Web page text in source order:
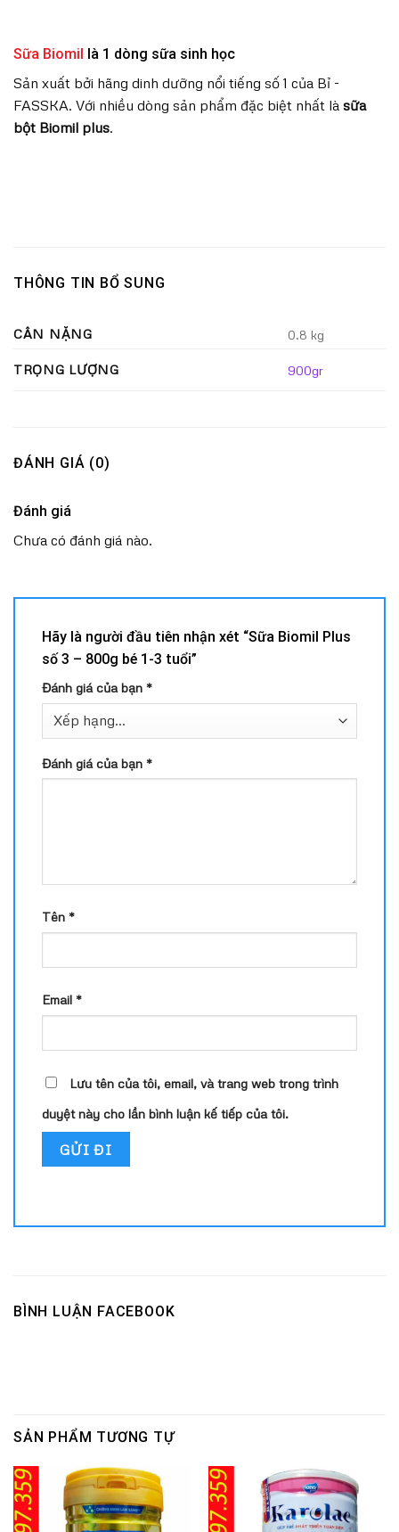
Sữa Biomil là 1 dòng sữa sinh học
Sản xuất bởi hãng dinh dưỡng nổi tiếng số 1 của Bỉ -
FASSKA. Với nhiều dòng sản phẩm đặc biệt nhất là sữa
bột Biomil plus.
THÔNG TIN BỔ SUNG
CÂN NẶNG 0.8 kg
TRỌNG LƯỢNG 900gr
ĐÁNH GIÁ (0)
Đánh giá
Chưa có đánh giá nào.
Hãy là người đầu tiên nhận xét “Sữa Biomil Plus
số 3 – 800g bé 1-3 tuổi”
Đánh giá của bạn *
Đánh giá của bạn *
Tên *
Email *
Lưu tên của tôi, email, và trang web trong trình
duyệt này cho lần bình luận kế tiếp của tôi.
BÌNH LUẬN FACEBOOK
SẢN PHẨM TƯƠNG TỰ